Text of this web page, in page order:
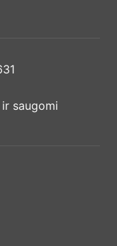
saugomi